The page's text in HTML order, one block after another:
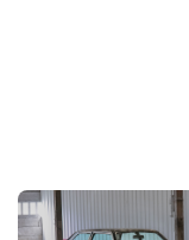
DOCUMENTO DI
Descrizione